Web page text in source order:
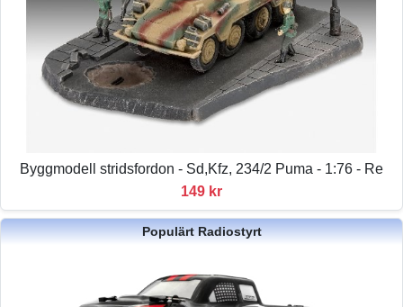
Byggmodell stridsfordon - Sd,Kfz, 234/2 Puma - 1:76 - Re
149 kr
Populärt Radiostyrt